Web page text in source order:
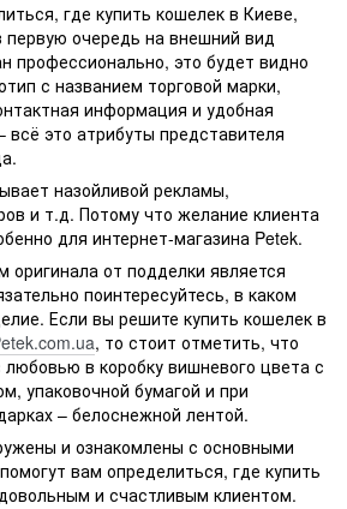
где купить кошелек в Киеве,
первую очередь на внешний вид
профессионально, это будет видно
с названием торговой марки,
информация и удобная
всё это атрибуты представителя
назойливой рекламы,
и т.д. Потому что желание клиента
для интернет-магазина Petek.
от подделки является
поинтересуйтесь, в каком
Если вы решите купить кошелек в
, то стоит отметить, что
в коробку вишневого цвета с
упаковочной бумагой и при
– белоснежной лентой.
и ознакомлены с основными
вам определиться, где купить
и счастливым клиентом.